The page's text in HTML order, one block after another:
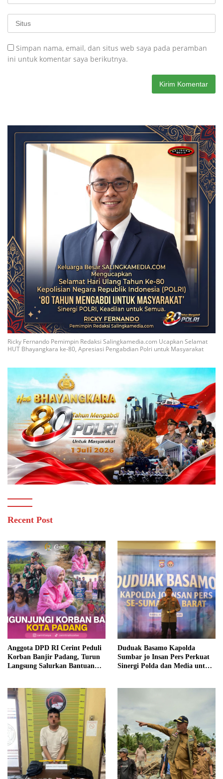
Simpan nama, email, dan situs web saya pada peramban
ini untuk komentar saya berikutnya.
Ricky Fernando Pemimpin Redaksi Salingkamedia.com Ucapkan Selamat
HUT Bhayangkara ke-80, Apresiasi Pengabdian Polri untuk Masyarakat
Recent Post
Anggota DPD RI Cerint Peduli
Korban Banjir Padang, Turun
Langsung Salurkan Bantuan
Duduak Basamo Kapolda
Sumbar jo Insan Pers Perkuat
Sinergi Polda dan Media untuk